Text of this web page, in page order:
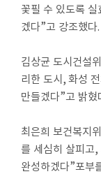
꽃필 수 있도록
겠다”고 강조했다.
김상균 도시건설
리한 도시,화성
만들겠다”고 밝혔
최은희 보건복지
를 세심히 살피고,
완성하겠다”포부